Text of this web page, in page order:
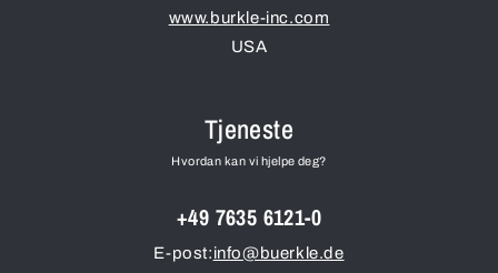
www.burkle-inc.com
USA
Tjeneste
Hvordan kan vi hjelpe deg?
+49 7635 6121-0
E-post:info@buerkle.de